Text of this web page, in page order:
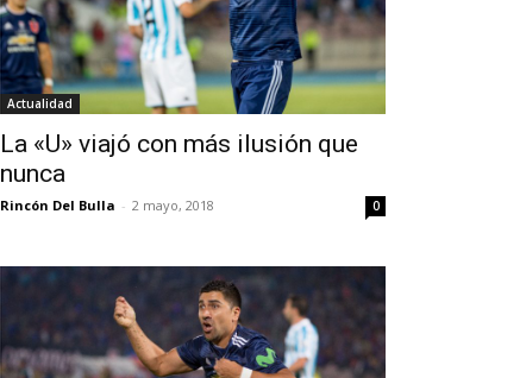
Actualidad
La «U» viajó con más ilusión que
nunca
Rincón Del Bulla - 2 mayo, 2018 0